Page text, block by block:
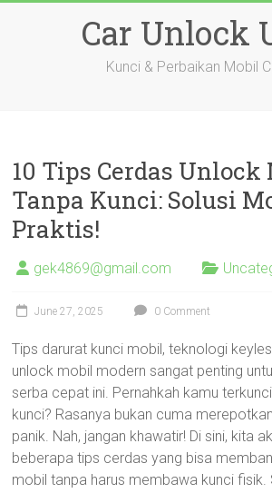
Car Unlock
Kunci & Perbaikan Mobil
10 Tips Cerdas Unlock
Tanpa Kunci: Solusi
Praktis!
gek4869@gmail.com
June 27, 2025 0 Comment
Tips darurat kunci mobil, teknologi
unlock mobil modern sangat penting
serba cepat ini. Pernahkah kamu
kunci? Rasanya bukan cuma
panik. Nah, jangan khawatir! Di sini, kita
beberapa tips cerdas yang bisa
mobil tanpa harus membawa kunci fisik.